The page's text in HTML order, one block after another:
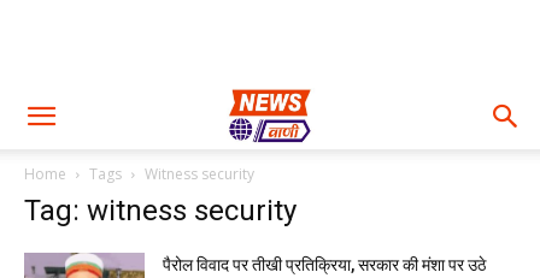
Home Tags Witness security
Tag: witness security
पैरोल विवाद पर तीखी प्रतिक्रिया, सरकार की मंशा पर उठे